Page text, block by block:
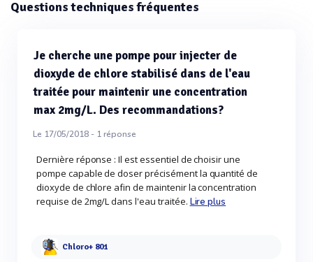
Questions techniques fréquentes
Je cherche une pompe pour injecter de
dioxyde de chlore stabilisé dans de l'eau
traitée pour maintenir une concentration
max 2mg/L. Des recommandations?
Le 17/05/2018 - 1réponse
Dernière réponse : Il est essentiel de choisir une
pompe capable de doser précisément la quantité de
dioxyde de chlore afin de maintenir la concentration
requise de 2mg/L dans l'eau traitée. Lire plus
Chloro+ 801